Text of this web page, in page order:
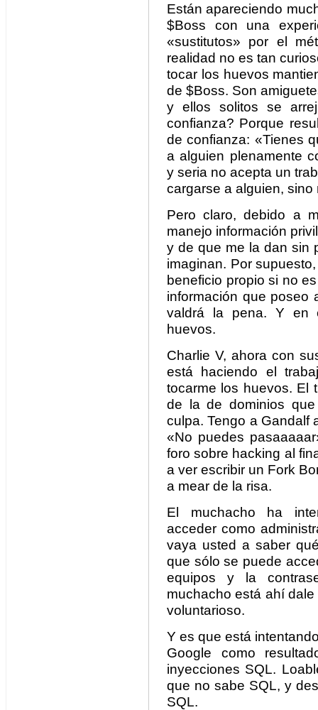
Están apareciendo
$Boss con una
«sustitutos» por el
realidad no es tan
tocar los huevos
de $Boss. Son
y ellos solitos se
confianza? Porque
de confianza: «Tienes
a alguien plenamente
y seria no acepta un
cargarse a alguien, sino
Pero claro, debido a
manejo información
y de que me la dan sin
imaginan. Por
beneficio propio si no
información que poseo
valdrá la pena. Y en
huevos.
Charlie V, ahora con
está haciendo el
tocarme los huevos. El
de la de dominios
culpa. Tengo a Gandalf
«No puedes
foro sobre hacking al
a ver escribir un Fork
a mear de la risa.
El muchacho ha
acceder como
vaya usted a saber
que sólo se puede
equipos y la
muchacho está ahí
voluntarioso.
Y es que está
Google como
inyecciones SQL.
que no sabe SQL, y
SQL.